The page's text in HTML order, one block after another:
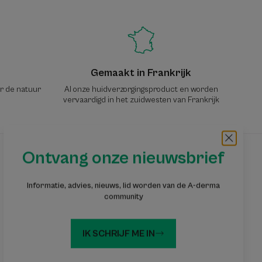
Ontvang onze nieuwsbrief
Informatie, advies, nieuws, lid worden van de A-derma
community
IK SCHRIJF ME IN
de natuur
Gemaakt in Frankrijk
Al onze huidverzorgingsproduct en worden
vervaardigd in het zuidwesten van Frankrijk
Ontvang onze nieuwsbrief
Informatie, advies, tips: word lid van de A-
DERMA-gemeenschap
Abonneer u op de nieuwsbrief